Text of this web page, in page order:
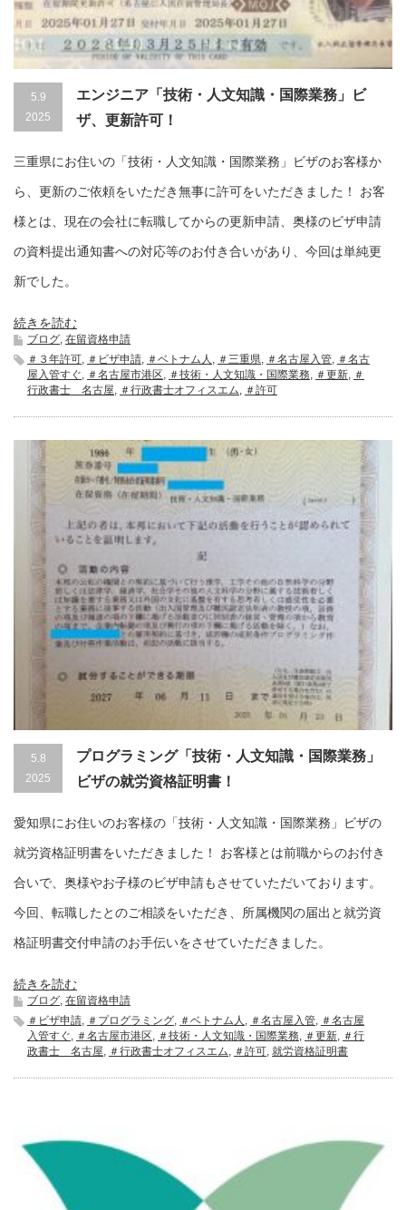
5.9
2025
エンジニア「技術・人文知識・国際業務」ビ
ザ、更新許可！
三重県にお住いの「技術・人文知識・国際業務」ビザのお客様か
ら、更新のご依頼をいただき無事に許可をいただきました！ お客
様とは、現在の会社に転職してからの更新申請、奥様のビザ申請
の資料提出通知書への対応等のお付き合いがあり、今回は単純更
新でした。
続きを読む
ブログ, 在留資格申請
＃３年許可, ＃ビザ申請, ＃ベトナム人 , ＃三重県, ＃名古屋入管, ＃名古
屋入管すぐ, ＃名古屋市港区, ＃技術・人文知識・国際業務, ＃更新, ＃
行政書士 名古屋, ＃行政書士オフィスエム, ＃許可
5.8
2025
プログラミング「技術・人文知識・国際業務」
ビザの就労資格証明書！
愛知県にお住いのお客様の「技術・人文知識・国際業務」ビザの
就労資格証明書をいただきました！ お客様とは前職からのお付き
合いで、奥様やお子様のビザ申請もさせていただいております。
今回、転職したとのご相談をいただき、所属機関の届出と就労資
格証明書交付申請のお手伝いをさせていただきました。
続きを読む
ブログ, 在留資格申請
＃ビザ申請, ＃プログラミング, ＃ベトナム人 , ＃名古屋入管, ＃名古屋
入管すぐ, ＃名古屋市港区, ＃技術・人文知識・国際業務, ＃更新, ＃行
政書士 名古屋, ＃行政書士オフィスエム, ＃許可, 就労資格証明書